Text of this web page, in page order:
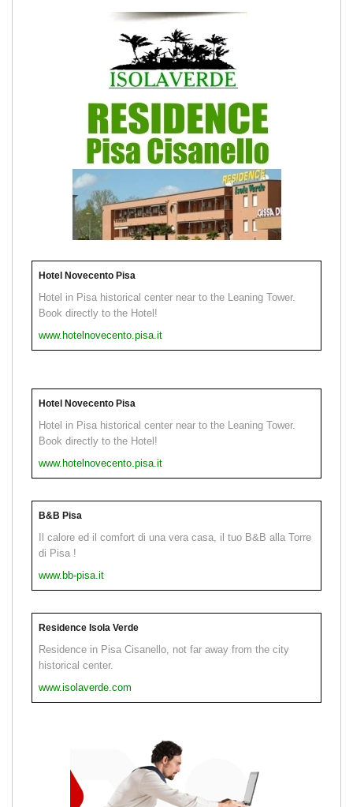
Hotel Novecento Pisa
Hotel in Pisa historical center near to the Leaning Tower.
Book directly to the Hotel!
www.hotelnovecento.pisa.it
Hotel Novecento Pisa
Hotel in Pisa historical center near to the Leaning Tower.
Book directly to the Hotel!
www.hotelnovecento.pisa.it
B&B Pisa
Il calore ed il comfort di una vera casa, il tuo B&B alla Torre
di Pisa !
www.bb-pisa.it
Residence Isola Verde
Residence in Pisa Cisanello, not far away from the city
historical center.
www.isolaverde.com